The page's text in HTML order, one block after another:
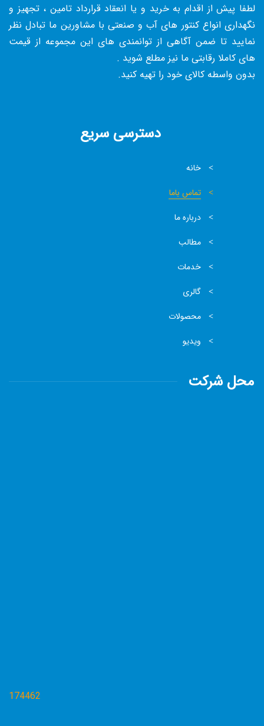
لطفا پیش از اقدام به خرید و یا انعقاد قرارداد تامین ، تجهیز و
نگهداری انواع کنتور های آب و صنعتی با مشاورین ما تبادل نظر
نمایید تا ضمن آگاهی از توانمندی های این مجموعه از قیمت
های کاملا رقابتی ما نیز مطلع شوید .
بدون واسطه کالای خود را تهیه کنید.
دسترسی سریع
خانه
تماس باما
درباره ما
مطالب
خدمات
گالری
محصولات
ویدیو
محل شرکت
174462